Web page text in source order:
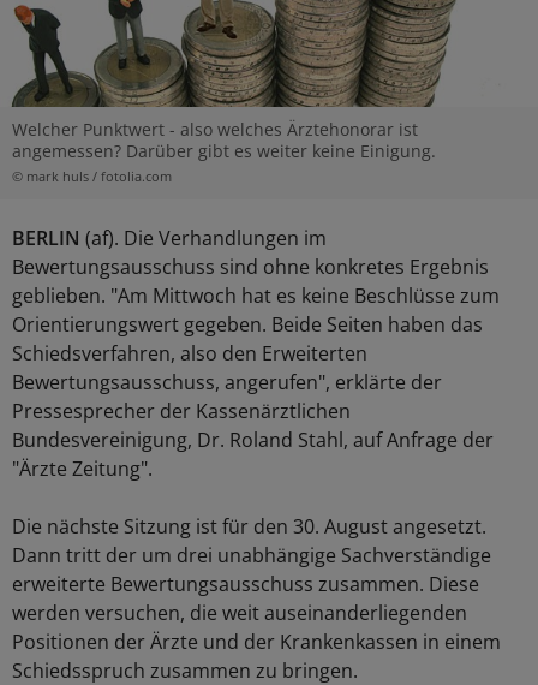
Welcher Punktwert - also welches Ärztehonorar ist
angemessen? Darüber gibt es weiter keine Einigung.
© mark huls / fotolia.com
BERLIN (af). Die Verhandlungen im
Bewertungsausschuss sind ohne konkretes Ergebnis
geblieben. "Am Mittwoch hat es keine Beschlüsse zum
Orientierungswert gegeben. Beide Seiten haben das
Schiedsverfahren, also den Erweiterten
Bewertungsausschuss, angerufen", erklärte der
Pressesprecher der Kassenärztlichen
Bundesvereinigung, Dr. Roland Stahl, auf Anfrage der
"Ärzte Zeitung".
Die nächste Sitzung ist für den 30. August angesetzt.
Dann tritt der um drei unabhängige Sachverständige
erweiterte Bewertungsausschuss zusammen. Diese
werden versuchen, die weit auseinanderliegenden
Positionen der Ärzte und der Krankenkassen in einem
Schiedsspruch zusammen zu bringen.